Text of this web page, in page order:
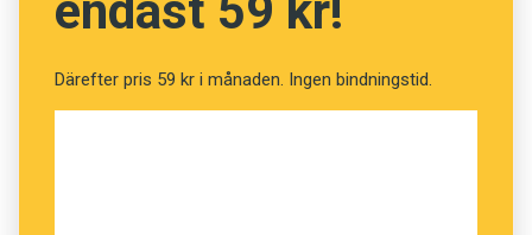
Därefter pris 59 kr i månaden. Ingen bindningstid.